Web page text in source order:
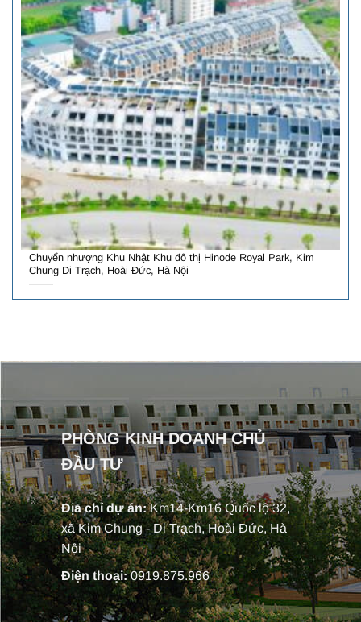
Chuyển nhượng Khu Nhật Khu đô thị Hinode Royal Park, Kim
Chung Di Trạch, Hoài Đức, Hà Nội
PHÒNG KINH DOANH CHỦ
ĐẦU TƯ
Địa chỉ dự án:Km14-Km16 Quốc lộ 32,
xã Kim Chung - Di Trạch, Hoài Đức, Hà
Nội
Điện thoại:0919.875.966